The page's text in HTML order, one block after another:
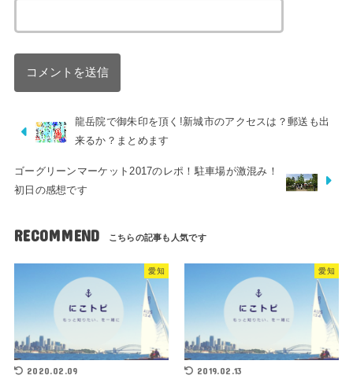
龍岳院で御朱印を頂く!新城市のアクセスは？郵送も出
来るか？まとめます
ゴーグリーンマーケット2017のレポ！駐車場が激混み！
初日の感想です
RECOMMEND
愛知
2020.02.09
愛知
2019.02.13